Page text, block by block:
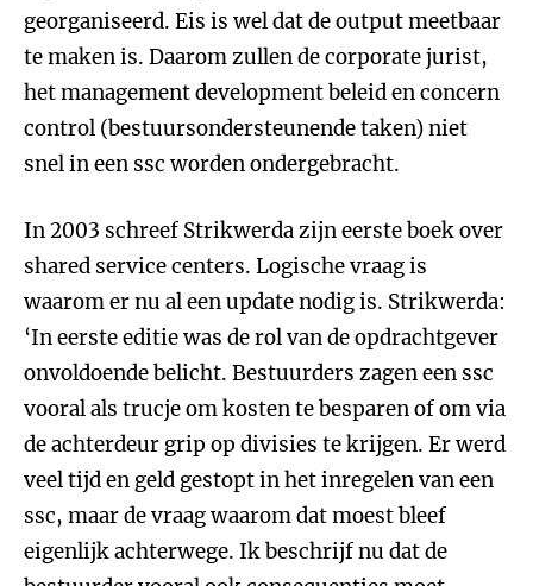
georganiseerd. Eis is wel dat de output meetbaar
te maken is. Daarom zullen de corporate jurist,
het management development beleid en concern
control (bestuursondersteunende taken) niet
snel in een ssc worden ondergebracht.
In 2003 schreef Strikwerda zijn eerste boek over
shared service centers. Logische vraag is
waarom er nu al een update nodig is. Strikwerda:
‘In eerste editie was de rol van de opdrachtgever
onvoldoende belicht. Bestuurders zagen een ssc
vooral als trucje om kosten te besparen of om via
de achterdeur grip op divisies te krijgen. Er werd
veel tijd en geld gestopt in het inregelen van een
ssc, maar de vraag waarom dat moest bleef
eigenlijk achterwege. Ik beschrijf nu dat de